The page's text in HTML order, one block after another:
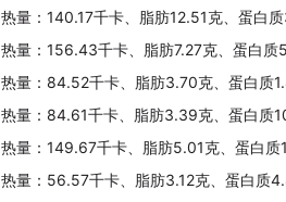
热量：140.17千卡、脂肪12.51克、蛋白
热量：156.43千卡、脂肪7.27克、蛋白质
热量：84.52千卡、脂肪3.70克、蛋白质
热量：84.61千卡、脂肪3.39克、蛋白质
热量：149.67千卡、脂肪5.01克、蛋白
热量：56.57千卡、脂肪3.12克、蛋白质